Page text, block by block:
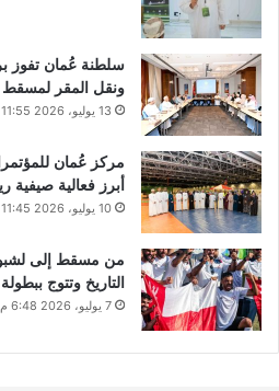
سلطنة عُمان تفوز
ونقل المقر لمسقط
13 يوليو، 2026 11:55 ص
مركز عُمان
أبرز فعالية صيفية
10 يوليو، 2026 11:45 ص
من مسقط إلى
التاريخ وتتوج ببطولة
7 يوليو، 2026 6:48 م